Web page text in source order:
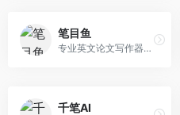
笔目鱼
专业英文论文写作器，支持学术论文全流程。面向留学生和国际期刊投稿者，提供英文论文撰写、润色、格式调整等服务，学术英语表达规范。
千笔AI